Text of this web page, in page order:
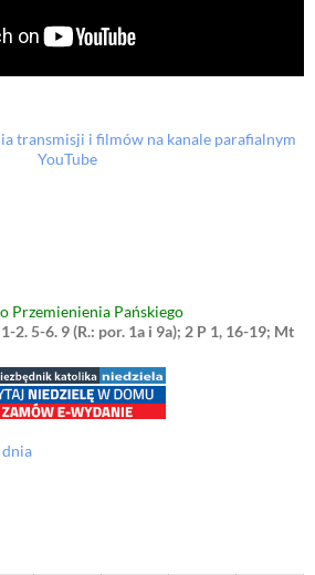
transmisji i filmów na kanale parafialnym
YouTube
Przemienienia Pańskiego
2. 5-6. 9 (R.: por. 1a i 9a); 2 P 1, 16-19; Mt